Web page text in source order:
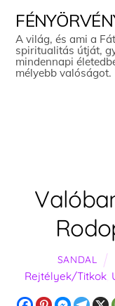
content
A világ, és ami a
spiritualitás útját,
mindennapi
mélyebb valóságot.
SANDAL
Rejtélyek/Titkok